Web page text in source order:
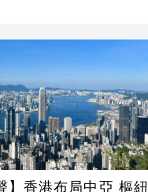
】香港布局中亞 樞紐